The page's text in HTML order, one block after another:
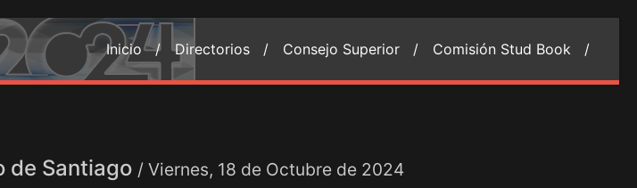
Inicio / Directorios / Consejo Superior / Comisión Stud Book /
de Santiago / Viernes, 18 de Octubre de 2024